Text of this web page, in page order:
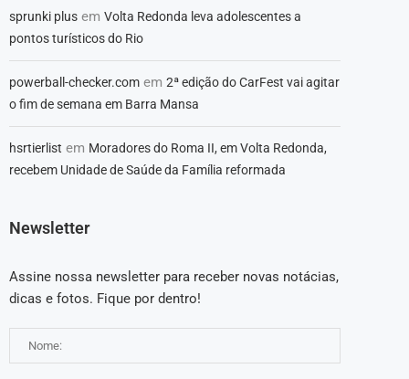
sprunki plus em Volta Redonda leva adolescentes a
pontos turísticos do Rio
powerball-checker.com em 2ª edição do CarFest vai agitar
o fim de semana em Barra Mansa
hsrtierlist em Moradores do Roma II, em Volta Redonda,
recebem Unidade de Saúde da Família reformada
Newsletter
Assine nossa newsletter para receber novas notácias,
dicas e fotos. Fique por dentro!